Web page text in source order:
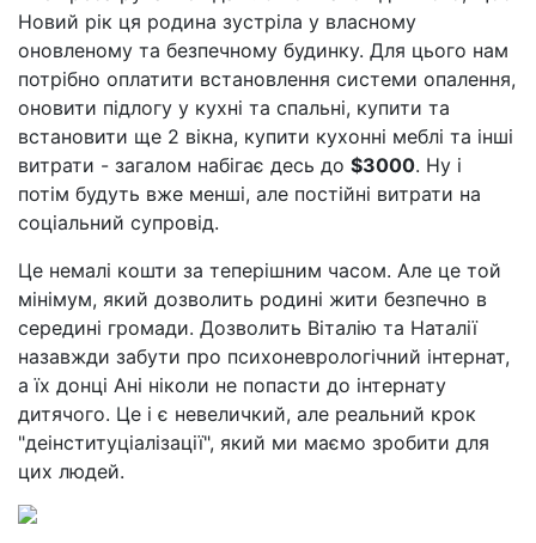
Новий рік ця родина зустріла у власному
оновленому та безпечному будинку. Для цього нам
потрібно оплатити встановлення системи опалення,
оновити підлогу у кухні та спальні, купити та
встановити ще 2 вікна, купити кухонні меблі та інші
витрати - загалом набігає десь до $3000. Ну і
потім будуть вже менші, але постійні витрати на
соціальний супровід.
Це немалі кошти за теперішним часом. Але це той
мінімум, який дозволить родині жити безпечно в
середині громади. Дозволить Віталію та Наталії
назавжди забути про психоневрологічний інтернат,
а їх донці Ані ніколи не попасти до інтернату
дитячого. Це і є невеличкий, але реальний крок
"деінституціалізації", який ми маємо зробити для
цих людей.